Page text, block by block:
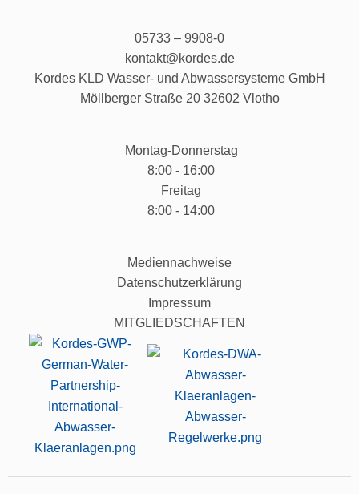
05733 – 9908-0
kontakt@kordes.de
Kordes KLD Wasser- und Abwassersysteme GmbH
Möllberger Straße 20 32602 Vlotho
Montag-Donnerstag
8:00 - 16:00
Freitag
8:00 - 14:00
Mediennachweise
Datenschutzerklärung
Impressum
MITGLIEDSCHAFTEN